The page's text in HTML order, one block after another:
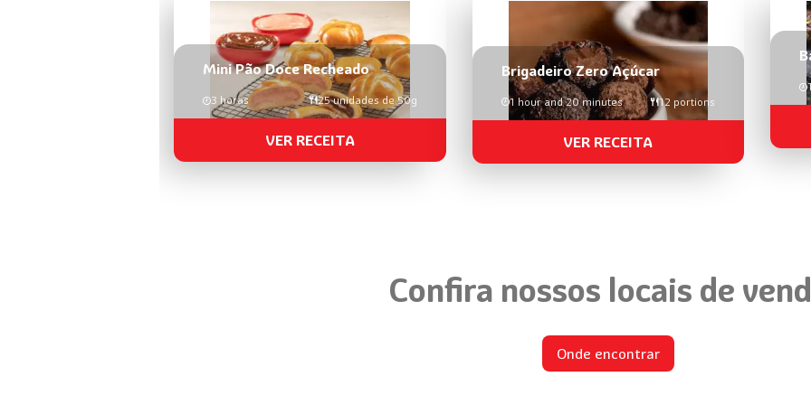
Mini Pão Doce Recheado
3 horas 25 unidades de 50g
VER RECEITA
Brigadeiro Zero Açúcar
1 hour and 20 minutes 12 portions
VER RECEITA
Confira nossos locais de
Onde encontrar